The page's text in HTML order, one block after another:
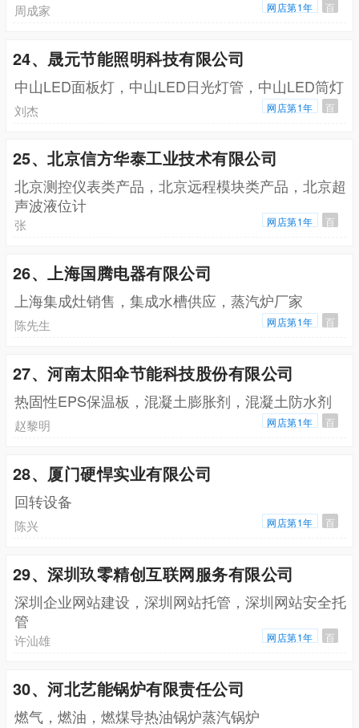
周成家 网店第1年 百
24、晟元节能照明科技有限公司
中山LED面板灯，中山LED日光灯管，中山LED筒灯
刘杰 网店第1年 百
25、北京信方华泰工业技术有限公司
北京测控仪表类产品，北京远程模块类产品，北京超
声波液位计
张 网店第1年 百
26、上海国腾电器有限公司
上海集成灶销售，集成水槽供应，蒸汽炉厂家
陈先生 网店第1年 百
27、河南太阳伞节能科技股份有限公司
热固性EPS保温板，混凝土膨胀剂，混凝土防水剂
赵黎明 网店第1年 百
28、厦门硬悍实业有限公司
回转设备
陈兴 网店第1年 百
29、深圳玖零精创互联网服务有限公司
深圳企业网站建设，深圳网站托管，深圳网站安全托
管
许汕雄 网店第1年 百
30、河北艺能锅炉有限责任公司
燃气，燃油，燃煤导热油锅炉蒸汽锅炉